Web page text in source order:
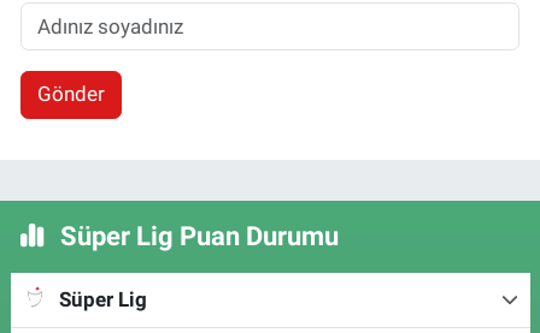
Gönder
Süper Lig Puan Durumu
Süper Lig